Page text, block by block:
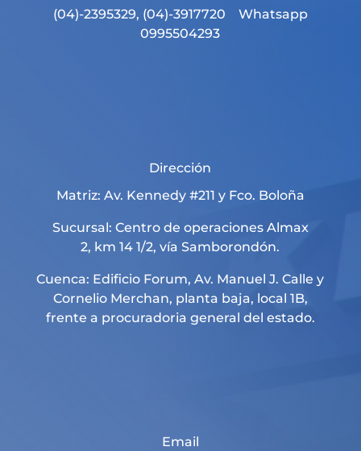
(04)-2395329, (04)-3917720 Whatsapp
0995504293
Dirección
Matriz: Av. Kennedy #211 y Fco. Boloña
Sucursal: Centro de operaciones Almax
2, km 14 1/2, vía Samborondón.
Cuenca: Edificio Forum, Av. Manuel J. Calle y
Cornelio Merchan, planta baja, local 1B,
frente a procuradoria general del estado.
Email